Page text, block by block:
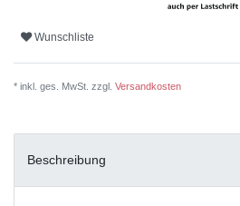
Wunschliste
* inkl. ges. MwSt. zzgl. Versandkosten
Beschreibung